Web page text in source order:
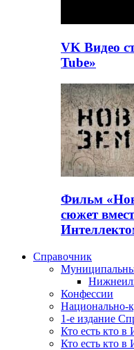
VK Видео
Tube»
Фильм
сюжет
Справочник
Конфессии
Национально-
1-е издание
Кто есть кто
Кто есть кто